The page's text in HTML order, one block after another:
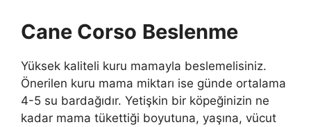
Cane Corso Beslenme
Yüksek kaliteli kuru mamayla beslemelisiniz.
Önerilen kuru mama miktarı ise günde ortalama
4-5 su bardağıdır. Yetişkin bir köpeğinizin ne
kadar mama tükettiği boyutuna, yaşına, vücut